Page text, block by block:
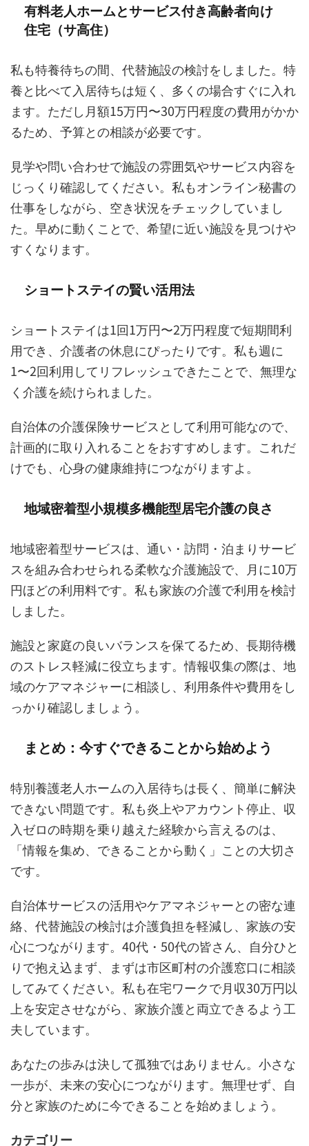
有料老人ホームとサービス付き高齢者向け
住宅（サ高住）
私も特養待ちの間、代替施設の検討をしました。特
養と比べて入居待ちは短く、多くの場合すぐに入れ
ます。ただし月額15万円〜30万円程度の費用がかか
るため、予算との相談が必要です。
見学や問い合わせで施設の雰囲気やサービス内容を
じっくり確認してください。私もオンライン秘書の
仕事をしながら、空き状況をチェックしていまし
た。早めに動くことで、希望に近い施設を見つけや
すくなります。
ショートステイの賢い活用法
ショートステイは1回1万円〜2万円程度で短期間利
用でき、介護者の休息にぴったりです。私も週に
1〜2回利用してリフレッシュできたことで、無理な
く介護を続けられました。
自治体の介護保険サービスとして利用可能なので、
計画的に取り入れることをおすすめします。これだ
けでも、心身の健康維持につながりますよ。
地域密着型小規模多機能型居宅介護の良さ
地域密着型サービスは、通い・訪問・泊まりサービ
スを組み合わせられる柔軟な介護施設で、月に10万
円ほどの利用料です。私も家族の介護で利用を検討
しました。
施設と家庭の良いバランスを保てるため、長期待機
のストレス軽減に役立ちます。情報収集の際は、地
域のケアマネジャーに相談し、利用条件や費用をし
っかり確認しましょう。
まとめ：今すぐできることから始めよう
特別養護老人ホームの入居待ちは長く、簡単に解決
できない問題です。私も炎上やアカウント停止、収
入ゼロの時期を乗り越えた経験から言えるのは、
「情報を集め、できることから動く」ことの大切さ
です。
自治体サービスの活用やケアマネジャーとの密な連
絡、代替施設の検討は介護負担を軽減し、家族の安
心につながります。40代・50代の皆さん、自分ひと
りで抱え込まず、まずは市区町村の介護窓口に相談
してみてください。私も在宅ワークで月収30万円以
上を安定させながら、家族介護と両立できるよう工
夫しています。
あなたの歩みは決して孤独ではありません。小さな
一歩が、未来の安心につながります。無理せず、自
分と家族のために今できることを始めましょう。
カテゴリー